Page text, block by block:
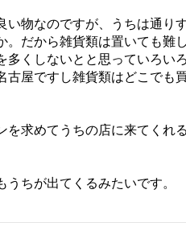
い物なのですが、うちは通り
。だから雑貨類は置いても難
多くしないとと思っていろい
古屋ですし雑貨類はどこでも
を求めてうちの店に来てくれ
うちが出てくるみたいです。